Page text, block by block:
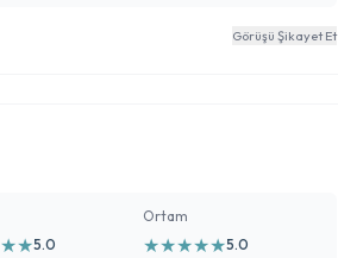
Görüşü Şikayet Et
★★5.0
Ortam
★★★★★5.0